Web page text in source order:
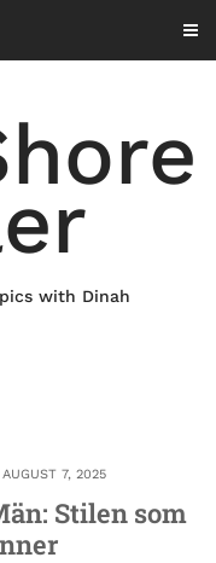
with Dinah
AUGUST 7, 2025
Stilen som